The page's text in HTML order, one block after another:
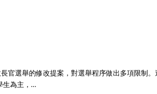
官選舉的修改提案，對選舉程序做出多項限制。
生為主，…